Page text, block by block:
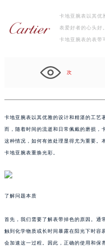
卡地亚腕表以其优
表爱好者的心头好
卡地亚腕表的表带
次
卡地亚腕表以其优雅的设计和精湛的工艺
而，随着时间的流逝和日常佩戴的磨损，
这种情况，如何有效处理显得尤为重要。
卡地亚腕表重焕光彩。
了解问题本质
首先，我们需要了解表带掉色的原因。通
触到化学物质或长时间暴露在阳光下时容
会加速这一过程。因此，正确的使用和保